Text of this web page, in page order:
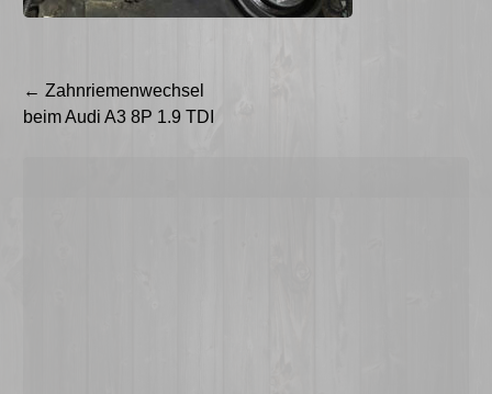
Beitragsnavigation
← Zahnriemenwechsel
beim Audi A3 8P 1.9 TDI